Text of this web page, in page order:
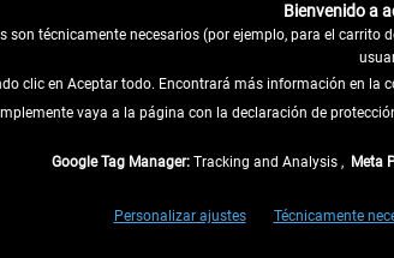
DESISTIR DEL CONTRATO
así
a envíos dentro de Alemania. Los plazos de envío
Bienvenido a
son técnicamente necesarios (por ejemplo, para el
clic en Aceptar todo. Encontrará más información en
vaya a la página con la declaración de
Google Tag Manager: Tracking and Analysis , Meta
Personalizar ajustes Técnicamente